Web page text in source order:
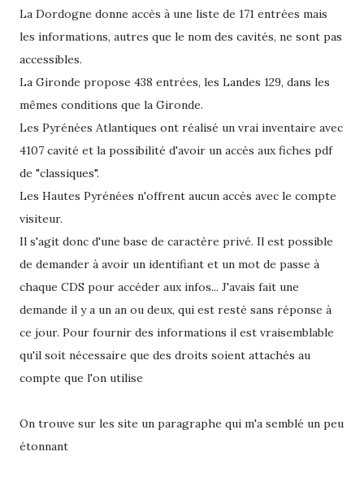
La Dordogne donne accès à une liste de 171 entrées mais
les informations, autres que le nom des cavités, ne sont pas
accessibles.
La Gironde propose 438 entrées, les Landes 129, dans les
mêmes conditions que la Gironde.
Les Pyrénées Atlantiques ont réalisé un vrai inventaire avec
4107 cavité et la possibilité d'avoir un accès aux fiches pdf
de "classiques".
Les Hautes Pyrénées n'offrent aucun accès avec le compte
visiteur.
Il s'agit donc d'une base de caractère privé. Il est possible
de demander à avoir un identifiant et un mot de passe à
chaque CDS pour accéder aux infos... J'avais fait une
demande il y a un an ou deux, qui est resté sans réponse à
ce jour. Pour fournir des informations il est vraisemblable
qu'il soit nécessaire que des droits soient attachés au
compte que l'on utilise
On trouve sur les site un paragraphe qui m'a semblé un peu
étonnant